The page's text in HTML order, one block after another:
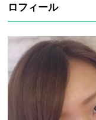
ロフィール